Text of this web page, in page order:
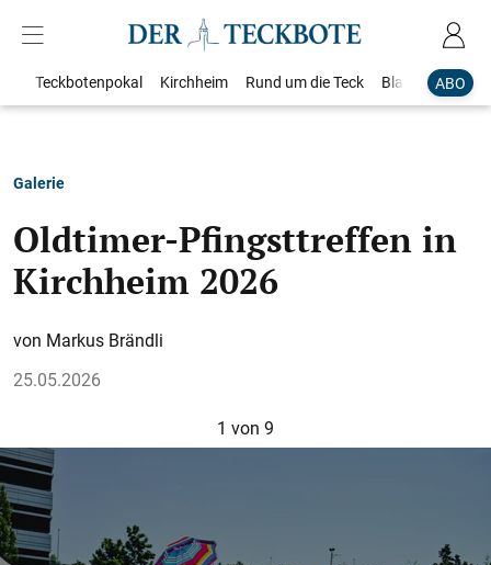
ABO
Teckbotenpokal Kirchheim Rund um die Teck Blaulicht
Galerie
Oldtimer-Pfingsttreffen in
Kirchheim 2026
Markus Brändli
25.05.2026
1 von 9